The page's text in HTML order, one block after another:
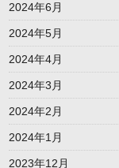
2024年6月
2024年5月
2024年4月
2024年3月
2024年2月
2024年1月
2023年12月